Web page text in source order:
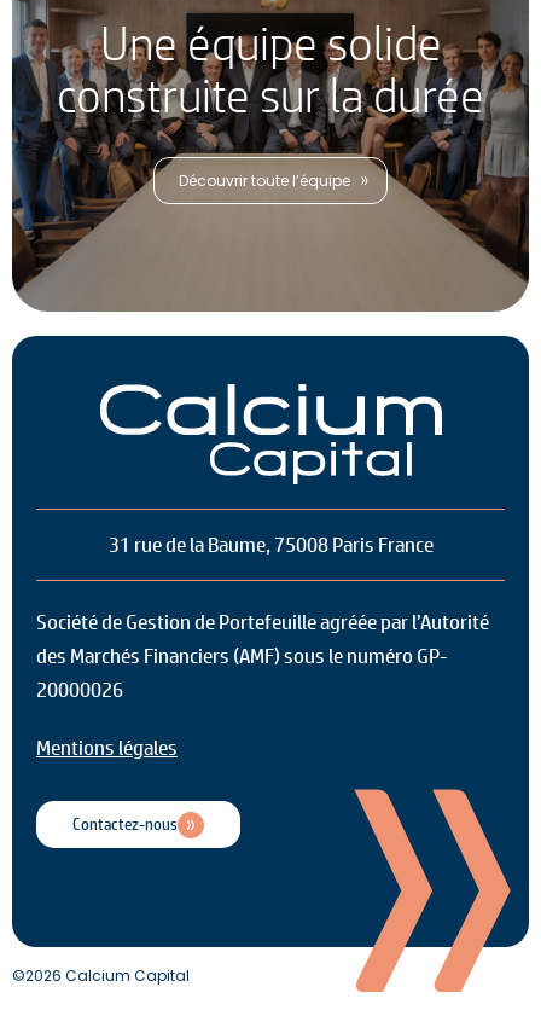
Une équipe solide
construite sur la durée
Découvrir toute l’équipe
31 rue de la Baume, 75008 Paris France
Société de Gestion de Portefeuille agréée par l’Autorité
des Marchés Financiers (AMF) sous le numéro GP-
20000026
Mentions légales
Contactez-nous
©2026 Calcium Capital